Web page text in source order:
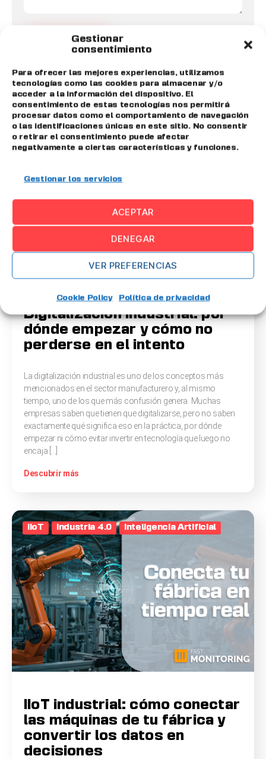
Gestionar
consentimiento
Para ofrecer las mejores experiencias, utilizamos
tecnologías como las cookies para almacenar y/o
acceder a la información del dispositivo. El
consentimiento de estas tecnologías nos permitirá
procesar datos como el comportamiento de navegación
o las identificaciones únicas en este sitio. No consentir
o retirar el consentimiento puede afectar
negativamente a ciertas características y funciones.
Gestionar los servicios
ACEPTAR
DENEGAR
VER PREFERENCIAS
Cookie Policy Política de privacidad
Posts más recientes
Industria 4.0
Digitalización industrial: por
dónde empezar y cómo no
perderse en el intento
La digitalización industrial es uno de los conceptos más
mencionados en el sector manufacturero y, al mismo
tiempo, uno de los que más confusión genera. Muchas
empresas saben que tienen que digitalizarse, pero no saben
exactamente qué significa eso en la práctica, por dónde
empezar ni cómo evitar invertir en tecnología que luego no
encaja […]
Descubrir más
IIoT Industria 4.0 Inteligencia Artificial
IIoT industrial: cómo conectar
las máquinas de tu fábrica y
convertir los datos en
decisiones